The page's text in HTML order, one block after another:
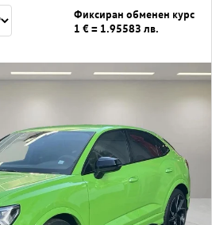
Фиксиран обменен курс
1 € = 1.95583 лв.